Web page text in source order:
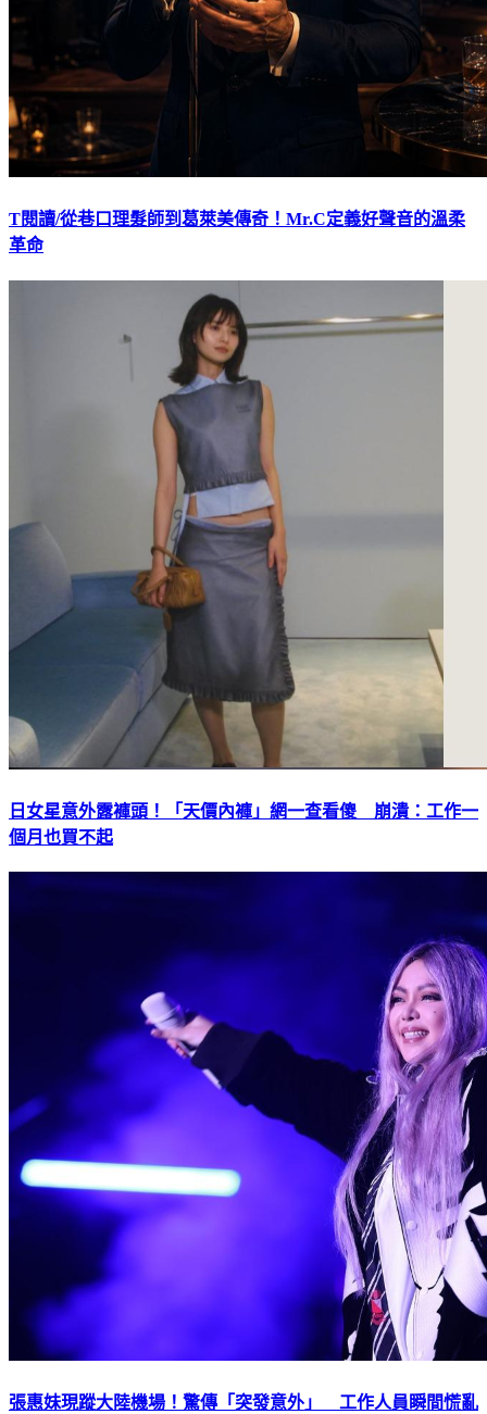
T閱讀/從巷口理髮師到葛萊美傳奇！Mr.C定義好聲音的溫柔
革命
日女星意外露褲頭！「天價內褲」網一查看傻 崩潰：工作一
個月也買不起
張惠妹現蹤大陸機場！驚傳「突發意外」 工作人員瞬間慌亂